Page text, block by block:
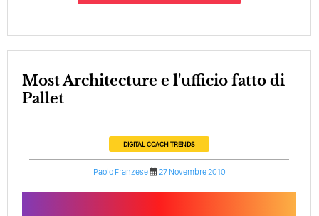
Most Architecture e l'ufficio fatto di
Pallet
DIGITAL COACHTRENDS
Paolo Franzese 27 Novembre 2010